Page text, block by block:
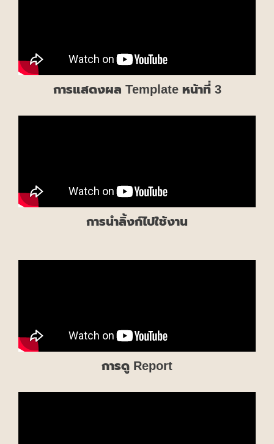
การแสดงผล Template หน้าที่ 3
การนำลิ้งก์ไปใช้งาน
การดู Report